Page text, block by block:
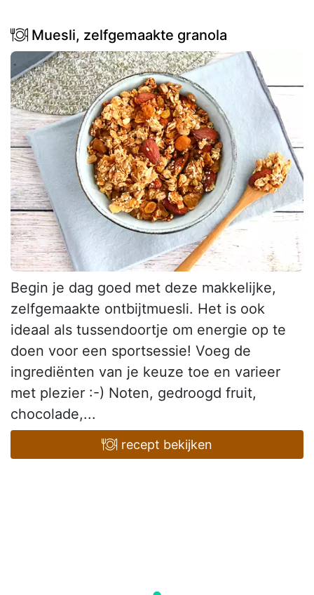
Muesli, zelfgemaakte granola
Begin je dag goed met deze makkelijke,
zelfgemaakte ontbijtmuesli. Het is ook
ideaal als tussendoortje om energie op te
doen voor een sportsessie! Voeg de
ingrediënten van je keuze toe en varieer
met plezier :-) Noten, gedroogd fruit,
chocolade,...
recept bekijken